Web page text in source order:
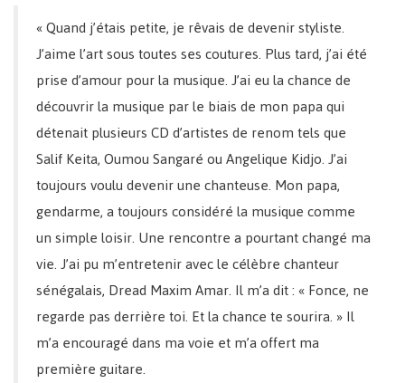
« Quand j’étais petite, je rêvais de devenir styliste.
J’aime l’art sous toutes ses coutures. Plus tard, j’ai été
prise d’amour pour la musique. J’ai eu la chance de
découvrir la musique par le biais de mon papa qui
détenait plusieurs CD d’artistes de renom tels que
Salif Keita, Oumou Sangaré ou Angelique Kidjo. J’ai
toujours voulu devenir une chanteuse. Mon papa,
gendarme, a toujours considéré la musique comme
un simple loisir. Une rencontre a pourtant changé ma
vie. J’ai pu m’entretenir avec le célèbre chanteur
sénégalais, Dread Maxim Amar. Il m’a dit : « Fonce, ne
regarde pas derrière toi. Et la chance te sourira. » Il
m’a encouragé dans ma voie et m’a offert ma
première guitare.